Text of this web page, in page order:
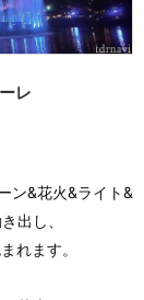
レ
ン&花火&ライト&
出し、
れます。